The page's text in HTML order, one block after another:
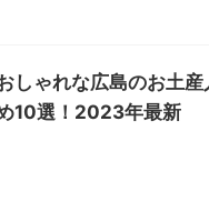
しゃれな広島のお土
10選！2023年最新